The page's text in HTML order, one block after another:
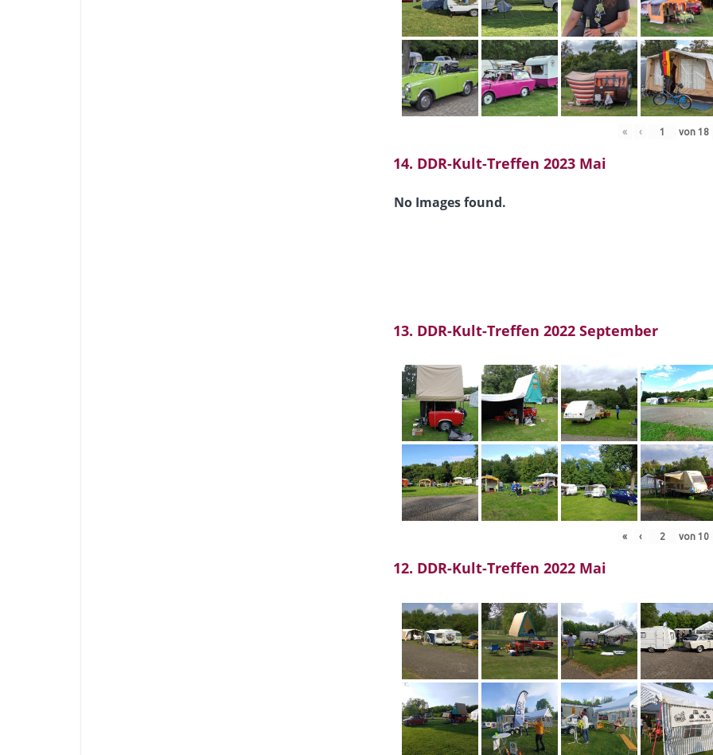
« ‹ von18
14. DDR-Kult-Treffen 2023 Mai
No Images found.
13. DDR-Kult-Treffen 2022 September
« ‹ von10
12. DDR-Kult-Treffen 2022 Mai